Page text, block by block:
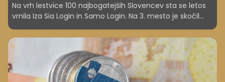
Na vrh lestvice 100 najbogatejših Slovencev sta se letos
vrnila Iza Sia Login in Samo Login. Na 3. mesto je skočil
Jure Knez, družina Lah, lani 1., je zdrsnila na 6. mesto.
Skupno premoženje stoterice se je povečalo za 14
odstotkov na 9,97 milijarde evrov, kar je nova najvišja
vrednost doslej.